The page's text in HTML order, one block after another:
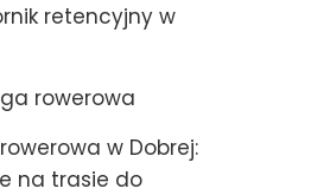
retencyjny w
rowerowa
w Dobrej:
na trasie do